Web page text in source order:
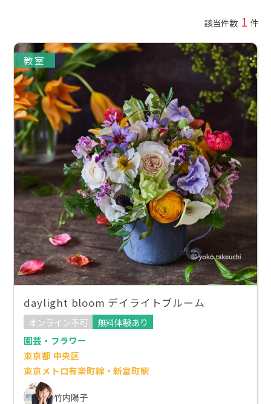
該当件数 1 件
教室
daylight bloom デイライトブルーム
オンライン不可
無料体験あり
園芸・フラワー
東京都 中央区
東京メトロ有楽町線・新富町駅
竹内陽子